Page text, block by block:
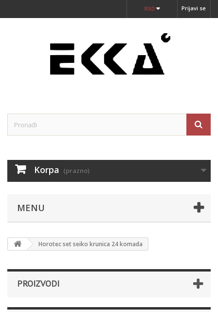
Prijavi se
RSD
Korpa (prazno)
MENU
Horotec set seiko krunica 24 komada
PROIZVODI